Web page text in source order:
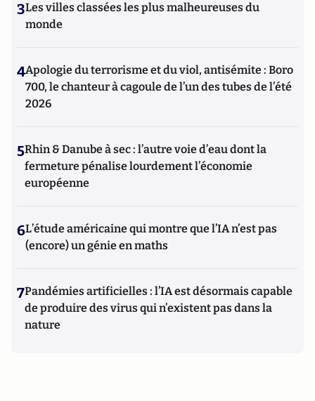
3Les villes classées les plus malheureuses du
monde
4Apologie du terrorisme et du viol, antisémite : Boro
700, le chanteur à cagoule de l’un des tubes de l’été
2026
5Rhin & Danube à sec : l’autre voie d’eau dont la
fermeture pénalise lourdement l’économie
européenne
6L’étude américaine qui montre que l’IA n’est pas
(encore) un génie en maths
7Pandémies artificielles : l’IA est désormais capable
de produire des virus qui n’existent pas dans la
nature